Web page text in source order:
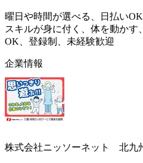
曜日や時間が選べる、日払い
スキルが身に付く、体を動かす
OK、登録制、未経験歓迎
企業情報
株式会社ニッソーネット 北九